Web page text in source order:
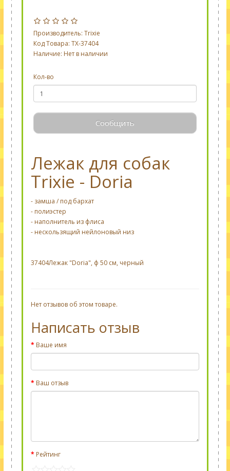
Производитель: Trixie
Код Товара: TX-37404
Наличие: Нет в наличии
Кол-во
Сообщить
Лежак для собак
Trixie - Doria
- замша / под бархат
- полиэстер
- наполнитель из флиса
- нескользящий нейлоновый низ
37404Лежак "Doria", ф 50 см, черный
Нет отзывов об этом товаре.
Написать отзыв
Ваше имя
Ваш отзыв
Рейтинг